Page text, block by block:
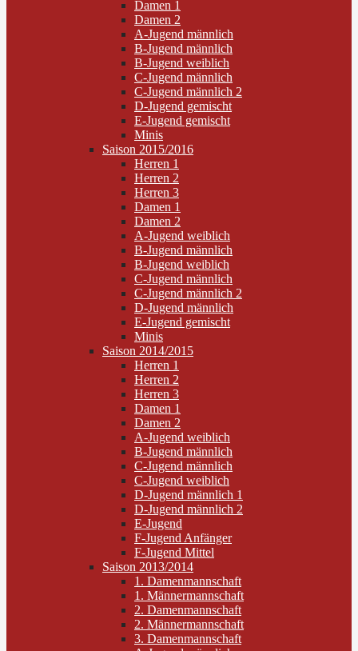
Damen 1
Damen 2
A-Jugend männlich
B-Jugend männlich
B-Jugend weiblich
C-Jugend männlich
C-Jugend männlich 2
D-Jugend gemischt
E-Jugend gemischt
Minis
Saison 2015/2016
Herren 1
Herren 2
Herren 3
Damen 1
Damen 2
A-Jugend weiblich
B-Jugend männlich
B-Jugend weiblich
C-Jugend männlich
C-Jugend männlich 2
D-Jugend männlich
E-Jugend gemischt
Minis
Saison 2014/2015
Herren 1
Herren 2
Herren 3
Damen 1
Damen 2
A-Jugend weiblich
B-Jugend männlich
C-Jugend männlich
C-Jugend weiblich
D-Jugend männlich 1
D-Jugend männlich 2
E-Jugend
F-Jugend Anfänger
F-Jugend Mittel
Saison 2013/2014
1. Damenmannschaft
1. Männermannschaft
2. Damenmannschaft
2. Männermannschaft
3. Damenmannschaft